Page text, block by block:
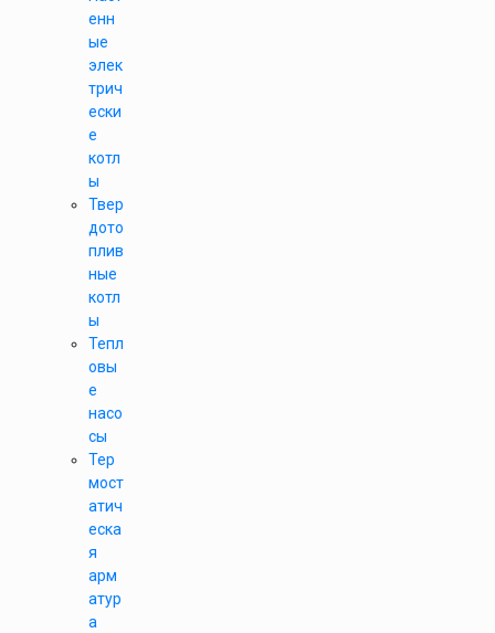
енн
ые
элек
трич
ески
е
котл
ы
Твер
дото
плив
ные
котл
ы
Тепл
овы
е
насо
сы
Тер
мост
атич
еска
я
арм
атур
а